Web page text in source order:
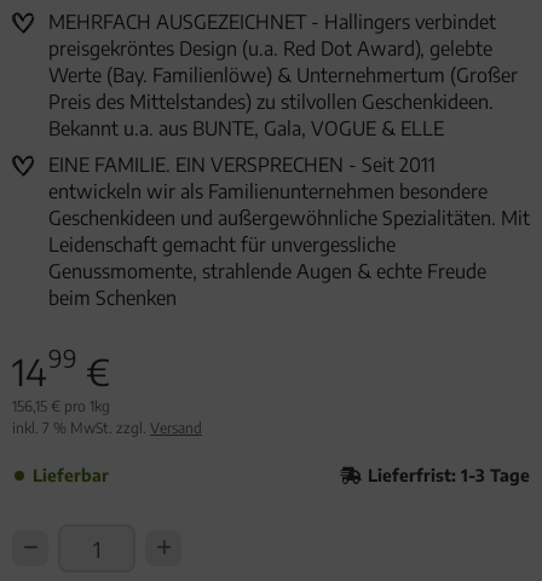
MEHRFACH AUSGEZEICHNET - Hallingers verbindet
preisgekröntes Design (u.a. Red Dot Award), gelebte
Werte (Bay. Familienlöwe) & Unternehmertum (Großer
Preis des Mittelstandes) zu stilvollen Geschenkideen.
Bekannt u.a. aus BUNTE, Gala, VOGUE & ELLE
EINE FAMILIE. EIN VERSPRECHEN - Seit 2011
entwickeln wir als Familienunternehmen besondere
Geschenkideen und außergewöhnliche Spezialitäten. Mit
Leidenschaft gemacht für unvergessliche
Genussmomente, strahlende Augen & echte Freude
beim Schenken
1499 €
156,15 € pro 1kg
inkl. 7 % MwSt. zzgl. Versand
Lieferbar Lieferfrist: 1-3 Tage